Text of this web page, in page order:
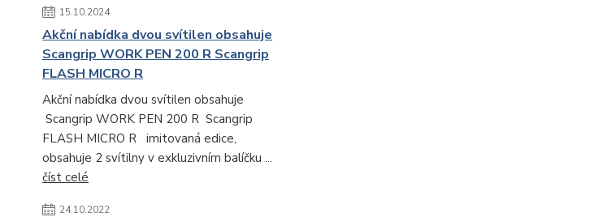
15.10.2024
Akční nabídka dvou svítilen obsahuje
Scangrip WORK PEN 200 R Scangrip
FLASH MICRO R
Akční nabídka dvou svítilen obsahuje
Scangrip WORK PEN 200 R Scangrip
FLASH MICRO R imitovaná edice,
obsahuje 2 svítilny v exkluzivním balíčku ...
číst celé
24.10.2022